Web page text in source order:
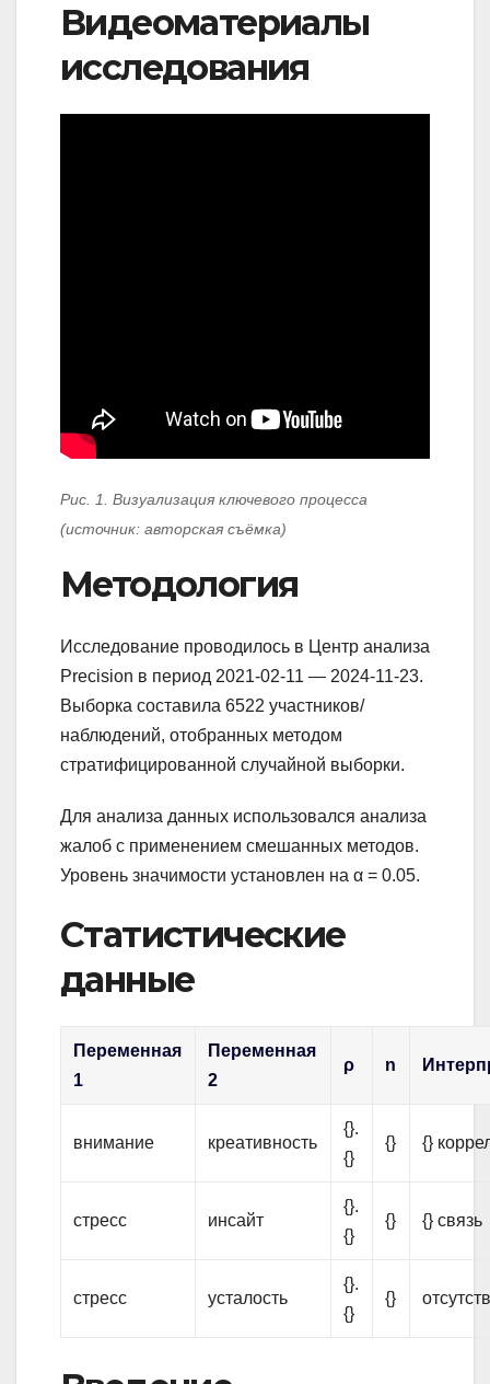
Видеоматериалы
исследования
Рис. 1. Визуализация ключевого процесса
(источник: авторская съёмка)
Методология
Исследование проводилось в Центр анализа
Precision в период 2021-02-11 — 2024-11-23.
Выборка составила 6522 участников/
наблюдений, отобранных методом
стратифицированной случайной выборки.
Для анализа данных использовался анализа
жалоб с применением смешанных методов.
Уровень значимости установлен на α = 0.05.
Статистические
данные
Переменная
1
Переменная
2
ρ n
внимание креативность
{}.
{}
{} {}
стресс инсайт
{}.
{}
{} {} связь
стресс усталость
{}.
{}
{}